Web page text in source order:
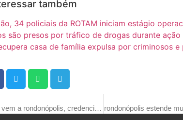
também
34 policiais da ROTAM iniciam estágio
são presos por tráfico de drogas durante ação
casa de família expulsa por criminosos
ministro da saúde vem a rondonópolis, credencia novas unidades e anuncia custeio de agentes comunitários